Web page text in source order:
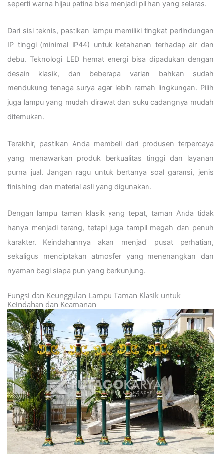
seperti warna hijau patina bisa menjadi pilihan yang selaras.
Dari sisi teknis, pastikan lampu memiliki tingkat perlindungan
IP tinggi (minimal IP44) untuk ketahanan terhadap air dan
debu. Teknologi LED hemat energi bisa dipadukan dengan
desain klasik, dan beberapa varian bahkan sudah
mendukung tenaga surya agar lebih ramah lingkungan. Pilih
juga lampu yang mudah dirawat dan suku cadangnya mudah
ditemukan.
Terakhir, pastikan Anda membeli dari produsen terpercaya
yang menawarkan produk berkualitas tinggi dan layanan
purna jual. Jangan ragu untuk bertanya soal garansi, jenis
finishing, dan material asli yang digunakan.
Dengan lampu taman klasik yang tepat, taman Anda tidak
hanya menjadi terang, tetapi juga tampil megah dan penuh
karakter. Keindahannya akan menjadi pusat perhatian,
sekaligus menciptakan atmosfer yang menenangkan dan
nyaman bagi siapa pun yang berkunjung.
Fungsi dan Keunggulan Lampu Taman Klasik untuk
Keindahan dan Keamanan